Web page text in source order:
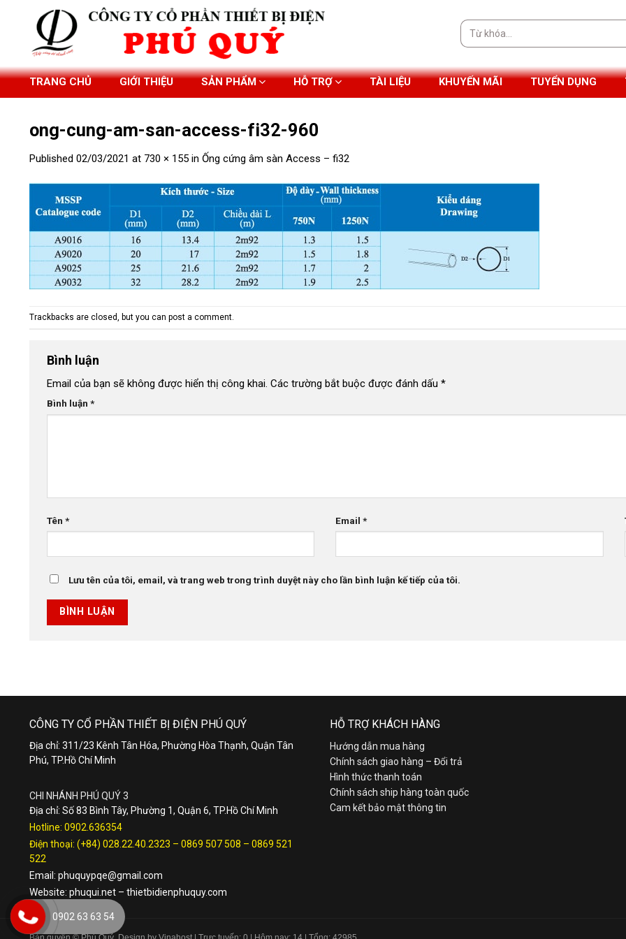
Tìm
kiếm:
TRANG CHỦ GIỚI THIỆU SẢN PHẨM HỖ TRỢ TÀI LIỆU KHUYẾN MÃI TUYỂN DỤNG
ong-cung-am-san-access-fi32-960
Published 02/03/2021 at 730 × 155 in Ống cứng âm sàn Access – fi32
Trackbacks are closed, but you can post a comment
Bình luận
Email của bạn sẽ không được hiển thị công khai. Các trường bắt buộc được đánh dấu *
Bình luận *
Tên * Email*
Lưu tên của tôi, email, và trang web trong trình duyệt này cho lần bình luận kế tiếp của tôi.
CÔNG TY CỔ PHẦN THIẾT BỊ ĐIỆN PHÚ QUÝ
Địa chỉ: 311/23 Kênh Tân Hóa, Phường Hòa Thạnh, Quận Tân
Phú, TP.Hồ Chí Minh
CHI NHÁNH PHÚ QUÝ 3
Địa chỉ: Số 83 Bình Tây, Phường 1, Quận 6, TP.Hồ Chí Minh
Hotline: 0902.636354
Điện thoại: (+84) 028.22.40.2323 – 0869 507 508 – 0869 521
522
Email: phuquypqe@gmail.com
Website: phuqui.net – thietbidienphuquy.com
HỖ TRỢ KHÁCH HÀNG
Hướng dẫn mua hàng
Chính sách giao hàng – Đổi trả
Hình thức thanh toán
Chính sách ship hàng toàn quốc
Cam kết bảo mật thông tin
0902 63 63 54